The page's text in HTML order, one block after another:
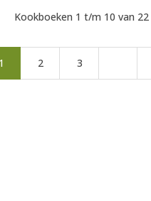
Kookboeken 1 t/m 10 van 22
1 2 3